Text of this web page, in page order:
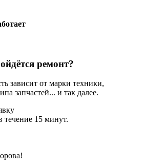
ремонт?
зависит от марки техники,
запчастей... и так далее.
15 минут.